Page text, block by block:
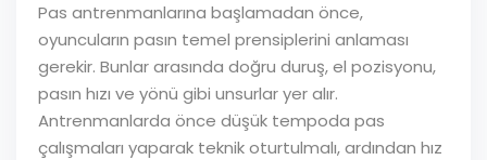
Pas antrenmanlarına başlamadan önce,
oyuncuların pasın temel prensiplerini anlaması
gerekir. Bunlar arasında doğru duruş, el pozisyonu,
pasın hızı ve yönü gibi unsurlar yer alır.
Antrenmanlarda önce düşük tempoda pas
çalışmaları yaparak teknik oturtulmalı, ardından hız